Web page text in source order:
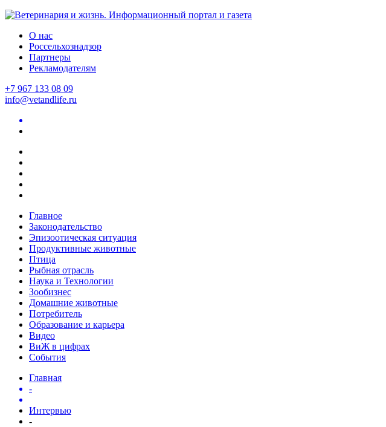
О нас
Россельхознадзор
Партнеры
Рекламодателям
+7 967 133 08 09
info@vetandlife.ru
Главное
Законодательство
Эпизоотическая ситуация
Продуктивные животные
Птица
Рыбная отрасль
Наука и Технологии
Зообизнес
Домашние животные
Потребитель
Образование и карьера
Видео
ВиЖ в цифрах
События
Главная
-
Интервью
-